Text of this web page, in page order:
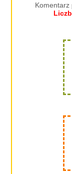
Komentarz